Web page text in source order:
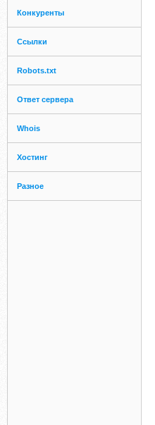
Конкуренты
Ссылки
Robots.txt
Ответ сервера
Whois
Хостинг
Разное